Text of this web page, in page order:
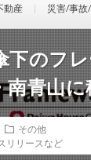
動産 災害/事故
のフレ
南青山に
その他
リリースなど